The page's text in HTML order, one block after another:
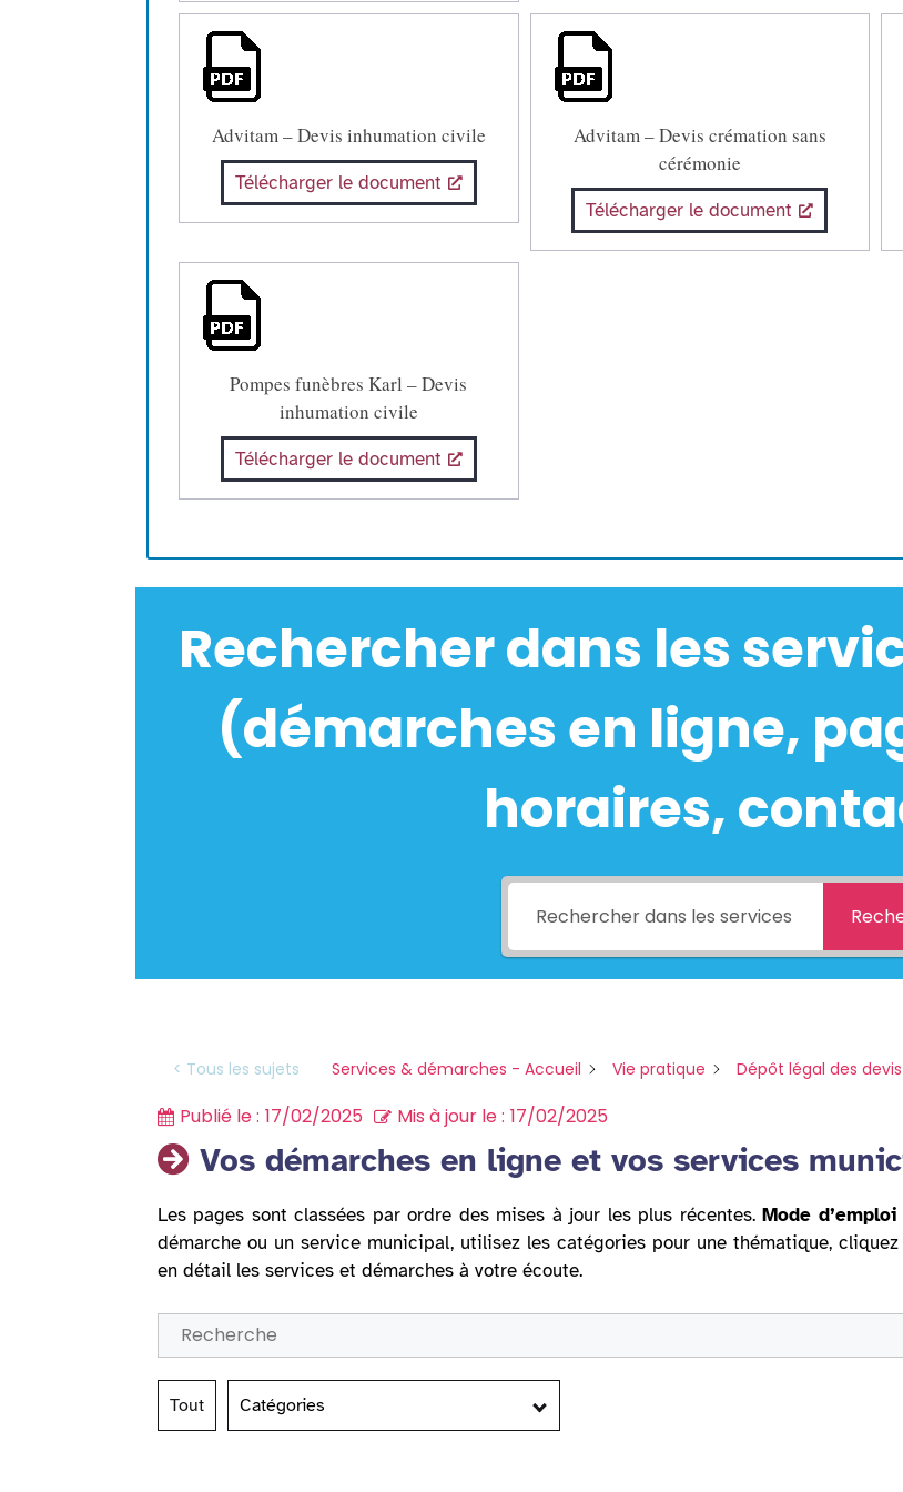
Advitam – Devis inhumation civile
Télécharger le document
Advitam – Devis crémation sans
cérémonie
Télécharger le document
Pompes funèbres Karl – Devis
inhumation civile
Télécharger le document
Rechercher dans les
(démarches en ligne,
horaires,
< Tous les sujets Services & démarches - Accueil Vie pratique Dépôt légal des
Publié le : 17/02/2025 Mis à jour le : 17/02/2025
Vos démarches en ligne et vos services
Les pages sont classées par ordre des mises à jour les plus récentes.Mode d’emploi
démarche ou un service municipal, utilisez les catégories pour une thématique,
en détail les services et démarches à votre écoute.
Tout Catégories